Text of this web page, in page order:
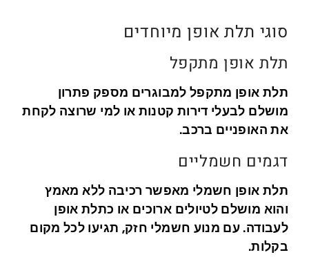
סוגי תלת אופן מיוחדים
תלת אופן מתקפל
תלת אופן מתקפל למבוגרים מספק פתרון
מושלם לבעלי דירות קטנות או למי שרוצה לקחת
את האופניים ברכב.
דגמים חשמליים
תלת אופן חשמלי מאפשר רכיבה ללא מאמץ
והוא מושלם לטיולים ארוכים או כתלת אופן
לעבודה. עם מנוע חשמלי חזק, תגיעו לכל מקום
בקלות.